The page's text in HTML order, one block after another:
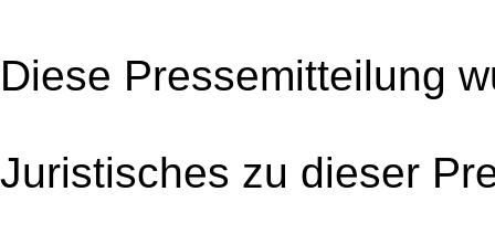
Diese Pressemitteilung
Juristisches zu dieser